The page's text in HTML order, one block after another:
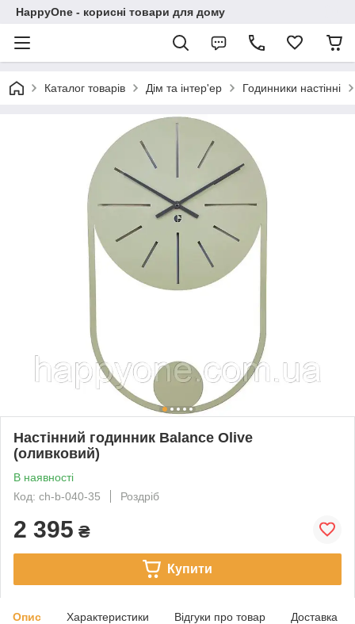
HappyOne - корисні товари для дому
Каталог товарів Дім та інтер'ер Годинники настінні
Настінний годинник Balance Olive
(оливковий)
В наявності
Код: ch-b-040-35
Роздріб
2 395 ₴
Купити
Опис Характеристики Відгуки про товар Доставка